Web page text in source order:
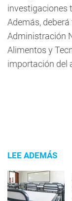
investigaciones
Además,
Administración
Alimentos y
importación del
LEE ADEMÁS